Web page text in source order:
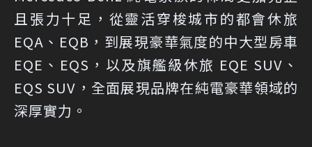
且張力十足，從靈活穿梭城市的都會休旅
EQA、EQB，到展現豪華氣度的中大型房車
EQE、EQS，以及旗艦級休旅 EQE SUV、
EQS SUV，全面展現品牌在純電豪華領域的
深厚實力。